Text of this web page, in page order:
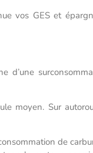
vos GES et
d’une
moyen. Sur
de